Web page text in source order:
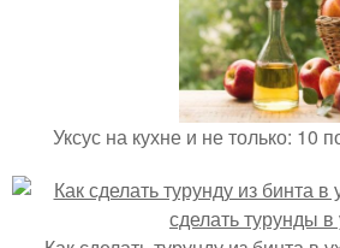
Уксус на кухне и не только: 10